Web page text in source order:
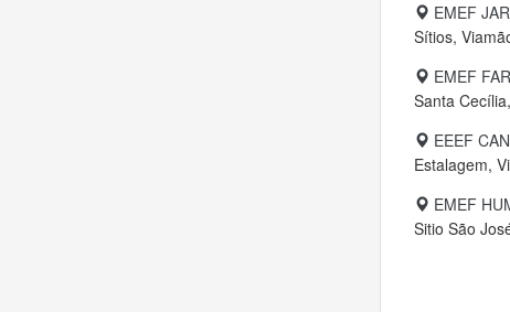
EMEF
Sítios,
EMEF
Santa
EEEF
Estalagem,
EMEF
Sitio São